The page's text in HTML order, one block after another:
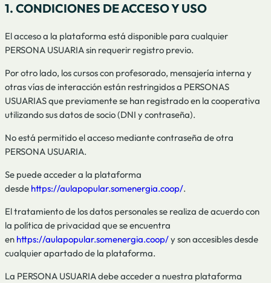
1. CONDICIONES DE ACCESO Y USO
El acceso a la plataforma está disponible para cualquier
PERSONA USUARIA sin requerir registro previo.
Por otro lado, los cursos con profesorado, mensajería interna y
otras vías de interacción están restringidos a PERSONAS
USUARIAS que previamente se han registrado en la cooperativa
utilizando sus datos de socio (DNI y contraseña).
No está permitido el acceso mediante contraseña de otra
PERSONA USUARIA.
Se puede acceder a la plataforma
desde https://aulapopular.somenergia.coop/.
El tratamiento de los datos personales se realiza de acuerdo con
la política de privacidad que se encuentra
en https://aulapopular.somenergia.coop/y son accesibles desde
cualquier apartado de la plataforma.
La PERSONA USUARIA debe acceder a nuestra plataforma